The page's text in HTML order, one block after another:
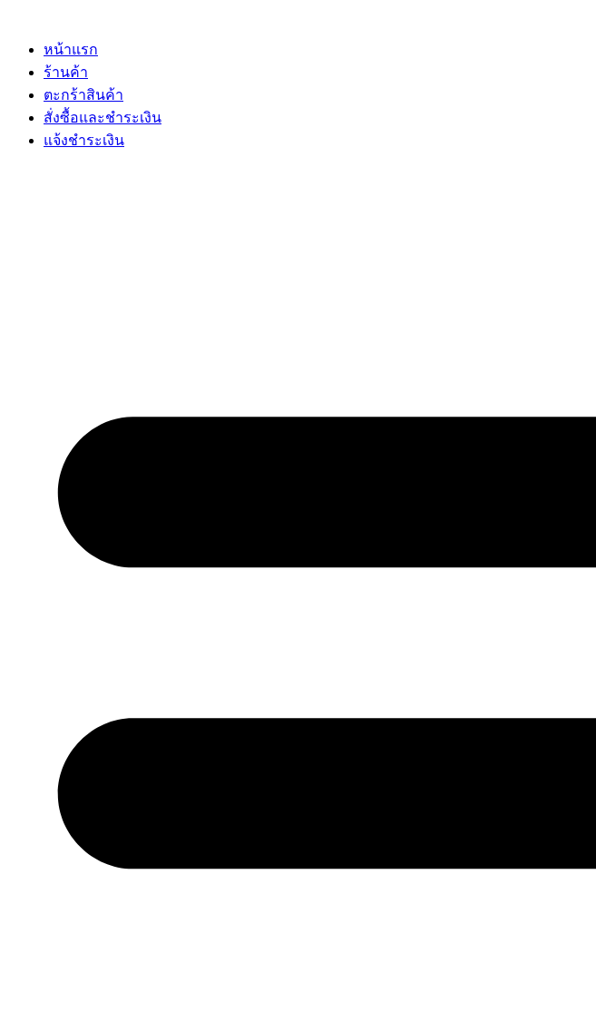
contentหน้าแรก
ร้านค้า
ตะกร้าสินค้า
สั่งซื้อและชำระเงิน
แจ้งชำระเงิน